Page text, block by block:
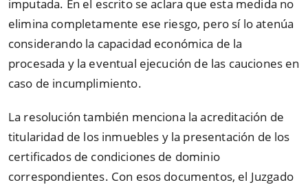
imputada. En el escrito se aclara que esta medida no
elimina completamente ese riesgo, pero sí lo atenúa
considerando la capacidad económica de la
procesada y la eventual ejecución de las cauciones en
caso de incumplimiento.
La resolución también menciona la acreditación de
titularidad de los inmuebles y la presentación de los
certificados de condiciones de dominio
correspondientes. Con esos documentos, el Juzgado